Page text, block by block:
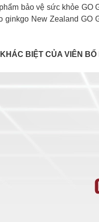
bảo vệ sức khỏe GO
ginkgo New Zealand GO
BIỆT CỦA VIÊN BỔ